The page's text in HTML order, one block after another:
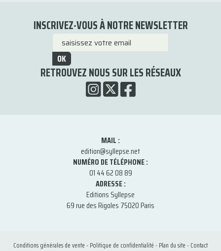
INSCRIVEZ-VOUS À NOTRE NEWSLETTER
OK
RETROUVEZ NOUS SUR LES RÉSEAUX
MAIL :
edition@syllepse.net
NUMÉRO DE TÉLÉPHONE :
01 44 62 08 89
ADRESSE :
Editions Syllepse
69 rue des Rigoles 75020 Paris
Conditions générales de vente-Politique de confidentialité-Plan du site-Contact